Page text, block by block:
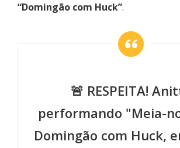
“Domingão com Huck”.
🚨 RESPEITA!
performando "Meia-
Domingão com Huck,